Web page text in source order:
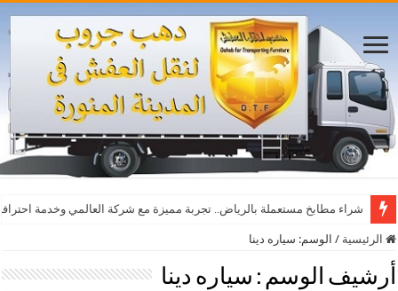
شراء مطابخ مستعملة بالرياض.. تجربة مميزة مع شركة العالمي وخدمة
أفضل مواقع مشاهدة مباريات اليوم بث مباشر بدون تقطيع
الرئيسية / الوسم: سياره دينا
أرشيف الوسم : سياره دينا